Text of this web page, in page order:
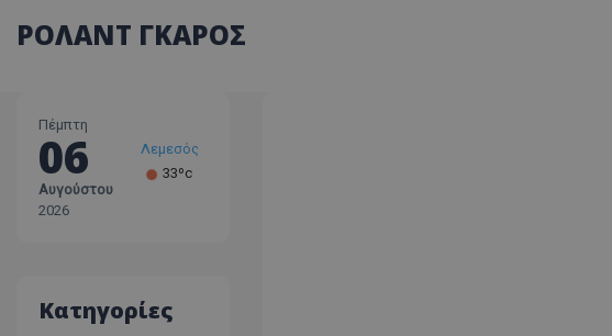
ΡΟΛΑΝΤ ΓΚΑΡΟΣ
Πέμπτη
06
Αυγούστου
2026
Λεμεσός
33ºc
Κατηγορίες